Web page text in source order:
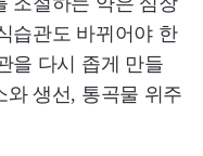
습관도 바뀌어야 한
을 다시 좁게 만들
와 생선, 통곡물 위주